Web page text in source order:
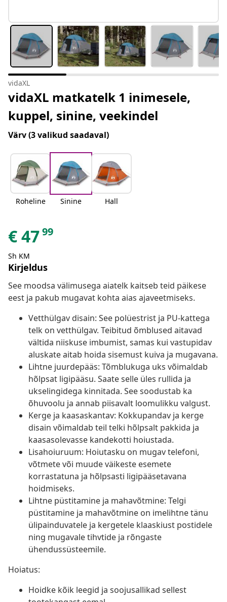
vidaXL
vidaXL matkatelk 1 inimesele,
kuppel, sinine, veekindel
Värv(3 valikud saadaval)
Roheline Sinine Hall
€4799
Sh KM
Kirjeldus
See moodsa välimusega aiatelk kaitseb teid päikese
eest ja pakub mugavat kohta aias ajaveetmiseks.
Vetthülgav disain: See polüestrist ja PU-kattega
telk on vetthülgav. Teibitud õmblused aitavad
vältida niiskuse imbumist, samas kui vastupidav
aluskate aitab hoida sisemust kuiva ja mugavana.
Lihtne juurdepääs: Tõmblukuga uks võimaldab
hõlpsat ligipääsu. Saate selle üles rullida ja
ukselingidega kinnitada. See soodustab ka
õhuvoolu ja annab piisavalt loomulikku valgust.
Kerge ja kaasaskantav: Kokkupandav ja kerge
disain võimaldab teil telki hõlpsalt pakkida ja
kaasasolevasse kandekotti hoiustada.
Lisahoiuruum: Hoiutasku on mugav telefoni,
võtmete või muude väikeste esemete
korrastatuna ja hõlpsasti ligipääsetavana
hoidmiseks.
Lihtne püstitamine ja mahavõtmine: Telgi
püstitamine ja mahavõtmine on imelihtne tänu
ülipainduvatele ja kergetele klaaskiust postidele
ning mugavale tihvtide ja rõngaste
ühendussüsteemile.
Hoiatus:
Hoidke kõik leegid ja soojusallikad sellest